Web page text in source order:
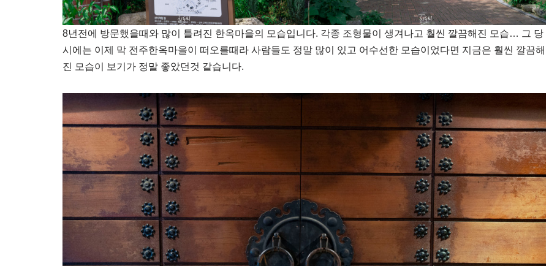
8년전에 방문했을때와 많이 틀려진 한옥마을의 모습입니다. 각종 조형물이 생겨나고 훨씬 깔끔해진 모습… 그 당
시에는 이제 막 전주한옥마을이 떠오를때라 사람들도 정말 많이 있고 어수선한 모습이었다면 지금은 훨씬 깔끔해
진 모습이 보기가 정말 좋았던것 같습니다.